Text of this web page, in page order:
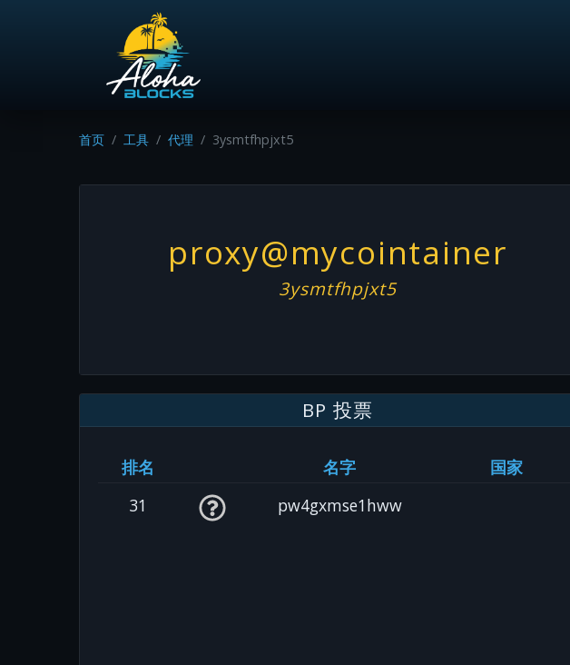
首页 工具 代理 3ysmtfhpjxt5
proxy@mycointainer
3ysmtfhpjxt5
BP 投票
排名 名字
国家
31
pw4gxmse1hww